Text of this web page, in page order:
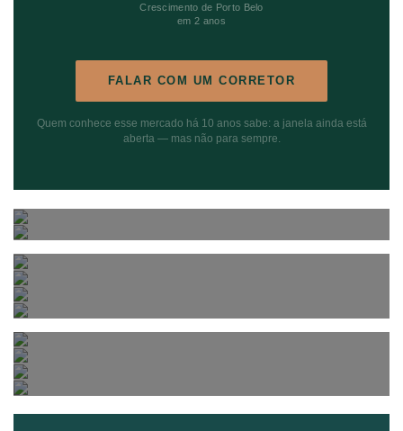
Crescimento de Porto Belo
em 2 anos
FALAR COM UM CORRETOR
Quem conhece esse mercado há 10 anos sabe: a janela ainda está
aberta — mas não para sempre.
Meia Praia
Canto da Praia e Centro
Morretes — Itapema
Perequê — Porto Belo
Barra Sul — Balneário
Barra Norte — Balneário
Praia Brava — Itajaí
Praia Brava — Itajaí
Bombas e Bombinhas
Estaleiro e Estaleirinho